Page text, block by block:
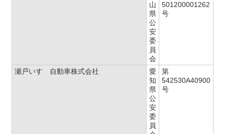
山
県
公
安
委
員
会
501200001262
号
瀬戸いすゞ自動車株式会社
愛
知
県
公
安
委
員
第
542530A40900
号